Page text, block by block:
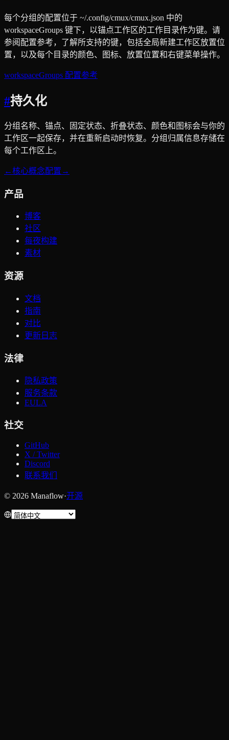
每个分组的配置位于 ~/.config/cmux/cmux.json 中的
workspaceGroups 键下，以锚点工作区的工作目录作为键。请
参阅配置参考，了解所支持的键，包括全局新建工作区放置位
置，以及每个目录的颜色、图标、放置位置和右键菜单操作。
workspaceGroups 配置参考
#持久化
分组名称、锚点、固定状态、折叠状态、颜色和图标会与你的
工作区一起保存，并在重新启动时恢复。分组归属信息存储在
每个工作区上。
←核心概念配置 →
产品
博客
社区
每夜构建
素材
资源
文档
指南
对比
更新日志
法律
隐私政策
服务条款
EULA
社交
GitHub
X / Twitter
Discord
联系我们
© 2026 Manaflow·开源